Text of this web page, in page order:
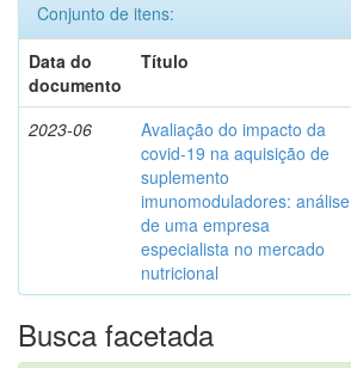
Conjunto de itens:
Data do
documento
Título
2023-06
Avaliação do impacto da
covid-19 na aquisição de
suplemento
imunomoduladores: análise
de uma empresa
especialista no mercado
nutricional
Busca facetada